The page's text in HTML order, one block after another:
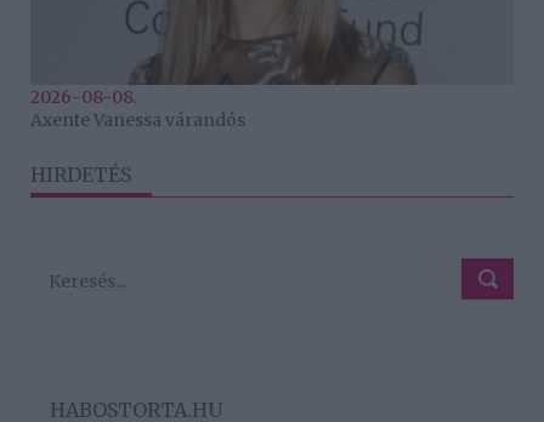
2026-08-08.
Axente Vanessa várandós
HIRDETÉS
HABOSTORTA.HU